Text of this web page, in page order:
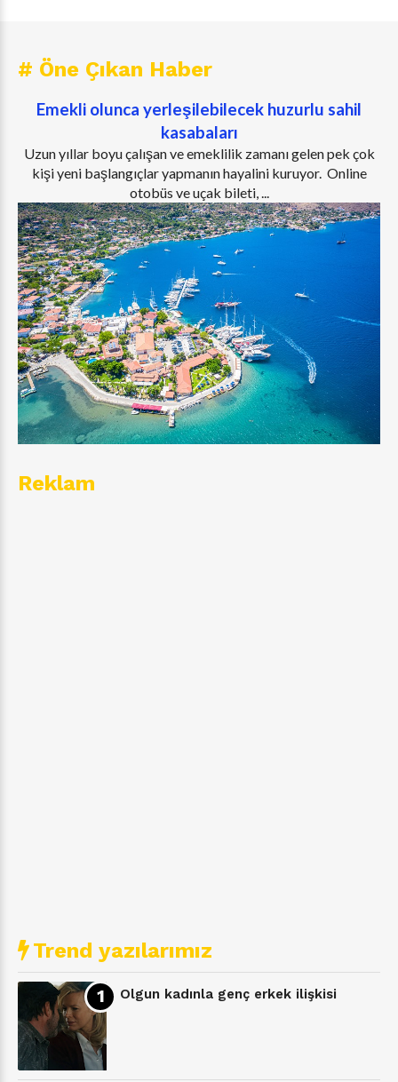
# Öne Çıkan Haber
Emekli olunca yerleşilebilecek huzurlu sahil
kasabaları
Uzun yıllar boyu çalışan ve emeklilik zamanı gelen pek çok
kişi yeni başlangıçlar yapmanın hayalini kuruyor. Online
otobüs ve uçak bileti, ...
Reklam
Trend yazılarımız
Olgun kadınla genç erkek ilişkisi